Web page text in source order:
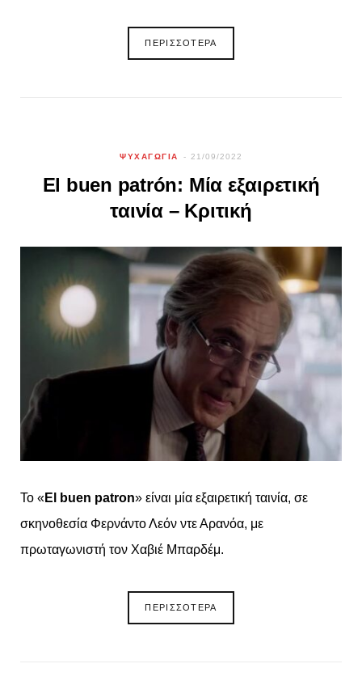
ΠΕΡΙΣΣΟΤΕΡΑ
ΨΥΧΑΓΩΓΙΑ 21/09/2022
El buen patrón: Μία εξαιρετική
ταινία – Κριτική
Το «El buen patron» είναι μία εξαιρετική ταινία, σε
σκηνοθεσία Φερνάντο Λεόν ντε Αρανόα, με
πρωταγωνιστή τον Χαβιέ Μπαρδέμ.
ΠΕΡΙΣΣΟΤΕΡΑ